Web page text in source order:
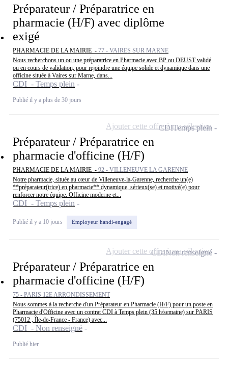
Préparateur / Préparatrice en
pharmacie (H/F) avec diplôme
exigé
PHARMACIE DE LA MAIRIE - 77 - VAIRES SUR MARNE
Nous recherchons un ou une préparatrice en Pharmacie avec BP ou DEUST validé
ou en cours de validation, pour rejoindre une équipe solide et dynamique dans une
officine située à Vaires sur Marne, dans...
CDI - Temps plein
Publié il y a plus de 30 jours
Préparateur / Préparatrice en
pharmacie d'officine (H/F)
PHARMACIE DE LA MAIRIE - 92 - VILLENEUVE LA GARENNE
Notre pharmacie, située au cœur de Villeneuve-la-Garenne, recherche un(e)
**préparateur(trice) en pharmacie** dynamique, sérieux(se) et motivé(e) pour
renforcer notre équipe. Officine moderne et...
CDI - Temps plein
Publié il y a 10 jours Employeur handi-engagé
CDITemps plein
Ajouter cette offre à ma sélection
Préparateur / Préparatrice en
pharmacie d'officine (H/F)
75 - PARIS 12E ARRONDISSEMENT
Nous sommes à la recherche d'un Préparateur en Pharmacie (H/F) pour un poste en
Pharmacie d'Officine avec un contrat CDI à Temps plein (35 h/semaine) sur PARIS
(75012 , Île-de-France - France) avec...
CDI - Non renseigné
Publié hier
CDINon renseigné
Ajouter cette offre à ma sélection